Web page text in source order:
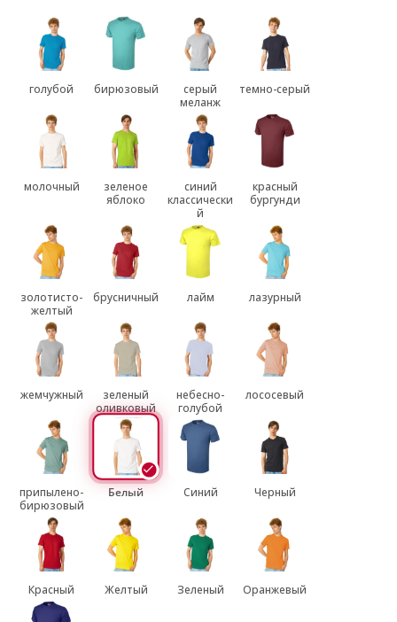
голубой бирюзовый
серый
меланж
темно-серый
молочный
зеленое
яблоко
синий
классически
й
красный
бургунди
золотисто-
желтый
брусничный лайм лазурный
жемчужный
зеленый
оливковый
небесно-
голубой
лососевый
припылено-
бирюзовый
Белый Синий Черный
Красный Желтый Зеленый Оранжевый